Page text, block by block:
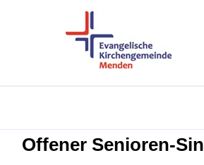
Offener Senioren-